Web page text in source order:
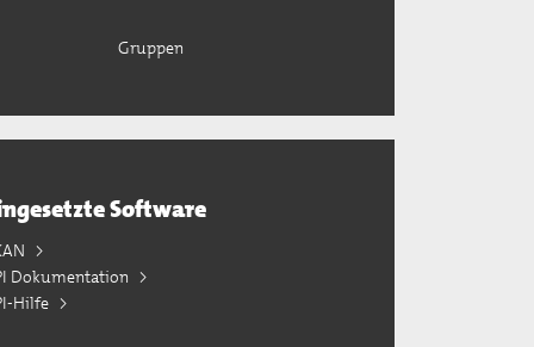
Gruppen
Software
Dokumentation
Hilfe